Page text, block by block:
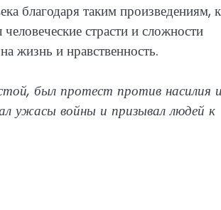
благодаря таким произведениям,
страсти и сложности
жизнь и нравственность.
был протест против насилия и
ужасы войны и призывал людей к